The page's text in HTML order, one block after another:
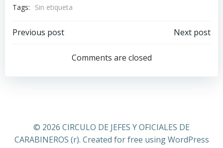
Tags:
Sin etiqueta
Previous post Next post
Comments are closed
© 2026 CIRCULO DE JEFES Y OFICIALES DE
CARABINEROS (r). Created for free using WordPress